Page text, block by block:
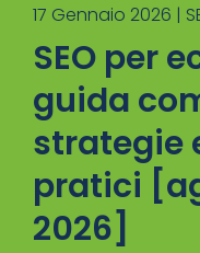
17 Gennaio 2026 |
SEO per
guida
strategie
pratici
2026]